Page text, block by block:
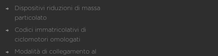
Dispositivi riduzioni di massa
particolato
Codici immatricolativi di
ciclomotori omologati
Modalità di collegamento al